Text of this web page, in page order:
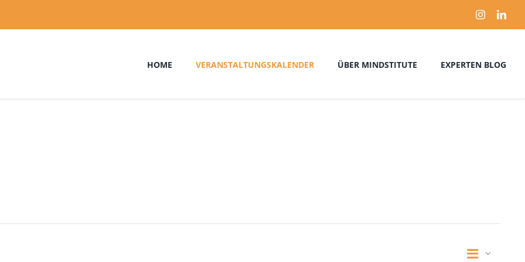
HOME VERANSTALTUNGSKALENDER ÜBER MINDSTITUTE EXPERTEN BLOG
Liste